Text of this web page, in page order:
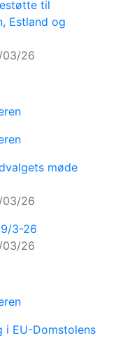
til
Estland og
03/26
møde
03/26
3-26
03/26
EU-Domstolens